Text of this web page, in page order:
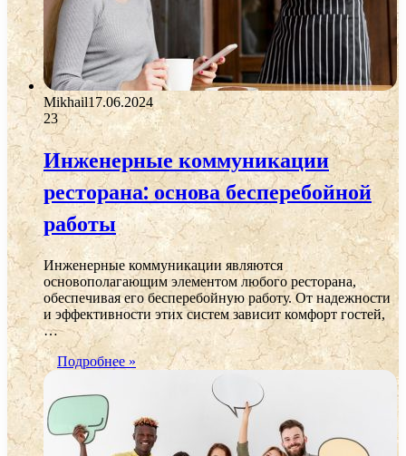
Mikhail17.06.2024
23
Инженерные коммуникации
ресторана: основа бесперебойной
работы
Инженерные коммуникации являются
основополагающим элементом любого ресторана,
обеспечивая его бесперебойную работу. От надежности
и эффективности этих систем зависит комфорт гостей,
…
Подробнее »